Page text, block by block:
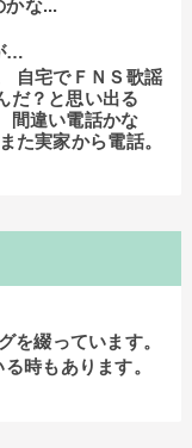
かな...
…
自宅でＦＮＳ歌謡
だ？と思い出る
間違い電話かな
た実家から電話。
を綴っています。
時もあります。